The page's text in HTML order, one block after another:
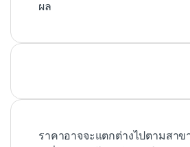
ผล
ราคาอาจจะแตกต่างไปตามสาข